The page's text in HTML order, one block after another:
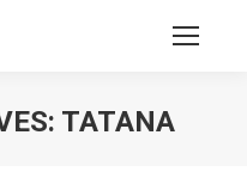
TATANA